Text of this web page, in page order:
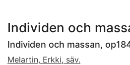
Individen och
Individen och massan,
Melartin, Erkki, säv.